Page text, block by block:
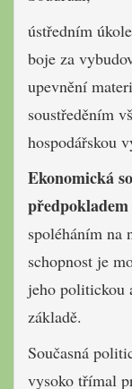
ústředním
boje za
upevnění
soustředěním
hospodářskou
Ekonomická
spoléháním na
schopnost je
jeho politickou
základě.
Současná
vysoko třímal